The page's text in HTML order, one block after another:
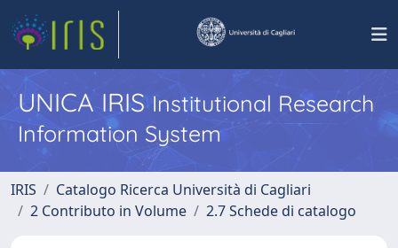
UNICA IRISInstitutional Research
Information System
IRIS
Catalogo Ricerca Università di Cagliari
2 Contributo in Volume
2.7 Schede di catalogo